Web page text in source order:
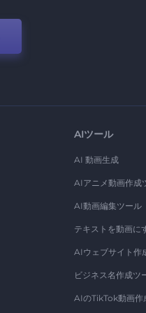
AIツール
AI 動画生成
AIアニメ動画作成
AI動画編集ツール
テキストを動画に
AIウェブサイト作
ビジネス名作成ツ
AIのTikTok動画作